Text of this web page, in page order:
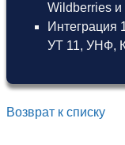
Wildberries и
Интеграция
УТ 11, УНФ,
Возврат к списку